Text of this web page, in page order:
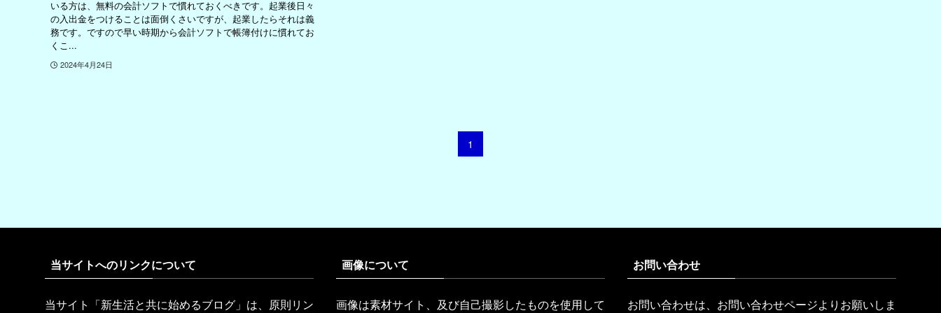
いる方は、無料の会計ソフトで慣れておくべきです。起業後日々
の入出金をつけることは面倒くさいですが、起業したらそれは義
務です。ですので早い時期から会計ソフトで帳簿付けに慣れてお
くこ...
2024年4月24日
1
当サイトへのリンクについて
当サイト「新生活と共に始めるブログ」は、原則リン
画像について
画像は素材サイト、及び自己撮影したものを使用して
お問い合わせ
お問い合わせは、お問い合わせページよりお願いしま